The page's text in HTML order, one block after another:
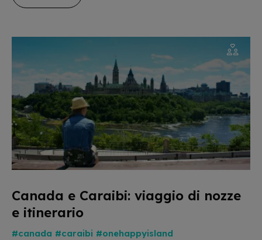
Canada e Caraibi: viaggio di nozze
e itinerario
#canada #caraibi #onehappyisland